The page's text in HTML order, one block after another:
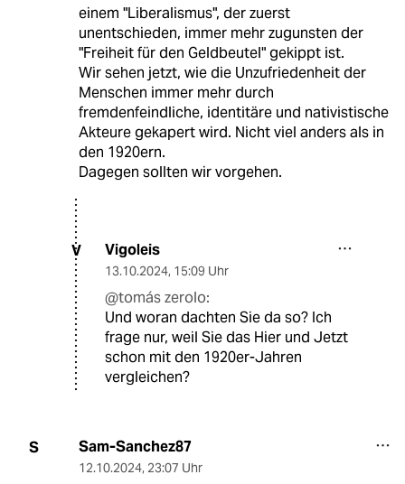
einem "Liberalismus", der zuerst
unentschieden, immer mehr zugunsten der
"Freiheit für den Geldbeutel" gekippt ist.
Wir sehen jetzt, wie die Unzufriedenheit der
Menschen immer mehr durch
fremdenfeindliche, identitäre und nativistische
Akteure gekapert wird. Nicht viel anders als in
den 1920ern.
Dagegen sollten wir vorgehen.
V Vigoleis
13.10.2024, 15:09 Uhr
@tomás zerolo:
Und woran dachten Sie da so? Ich
frage nur, weil Sie das Hier und Jetzt
schon mit den 1920er-Jahren
vergleichen?
S Sam-Sanchez87
12.10.2024, 23:07 Uhr